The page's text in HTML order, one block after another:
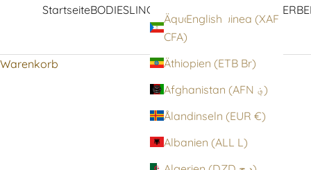
StartseiteBODIESLINGERIE
Äquatorialguinea (XAF
CFA)
Äthiopien (ETB Br)
Afghanistan (AFN ؋)
Ålandinseln (EUR €)
Albanien (ALL L)
English
Warenkorb